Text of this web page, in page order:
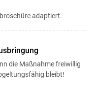
adaptiert.
die Maßnahme freiwillig
bleibt!